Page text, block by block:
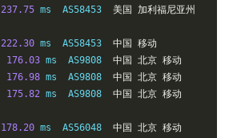
237.75 ms  AS58453 美国
加利福尼亚州
222.30 ms  AS58453 中国
移动
176.03 ms  AS9808 中国 北京 移动
176.98 ms  AS9808 中国 北京 移动
175.82 ms  AS9808 中国 北京 移动
178.20 ms  AS56048 中国 北京 移动